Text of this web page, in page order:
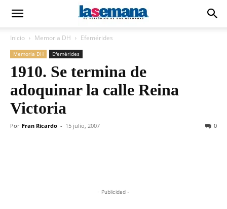
Inicio Memoria DH Efemérides
Memoria DH Efemérides
1910. Se termina de
adoquinar la calle Reina
Victoria
Por Fran Ricardo - 15 julio, 2007 0
- Publicidad -